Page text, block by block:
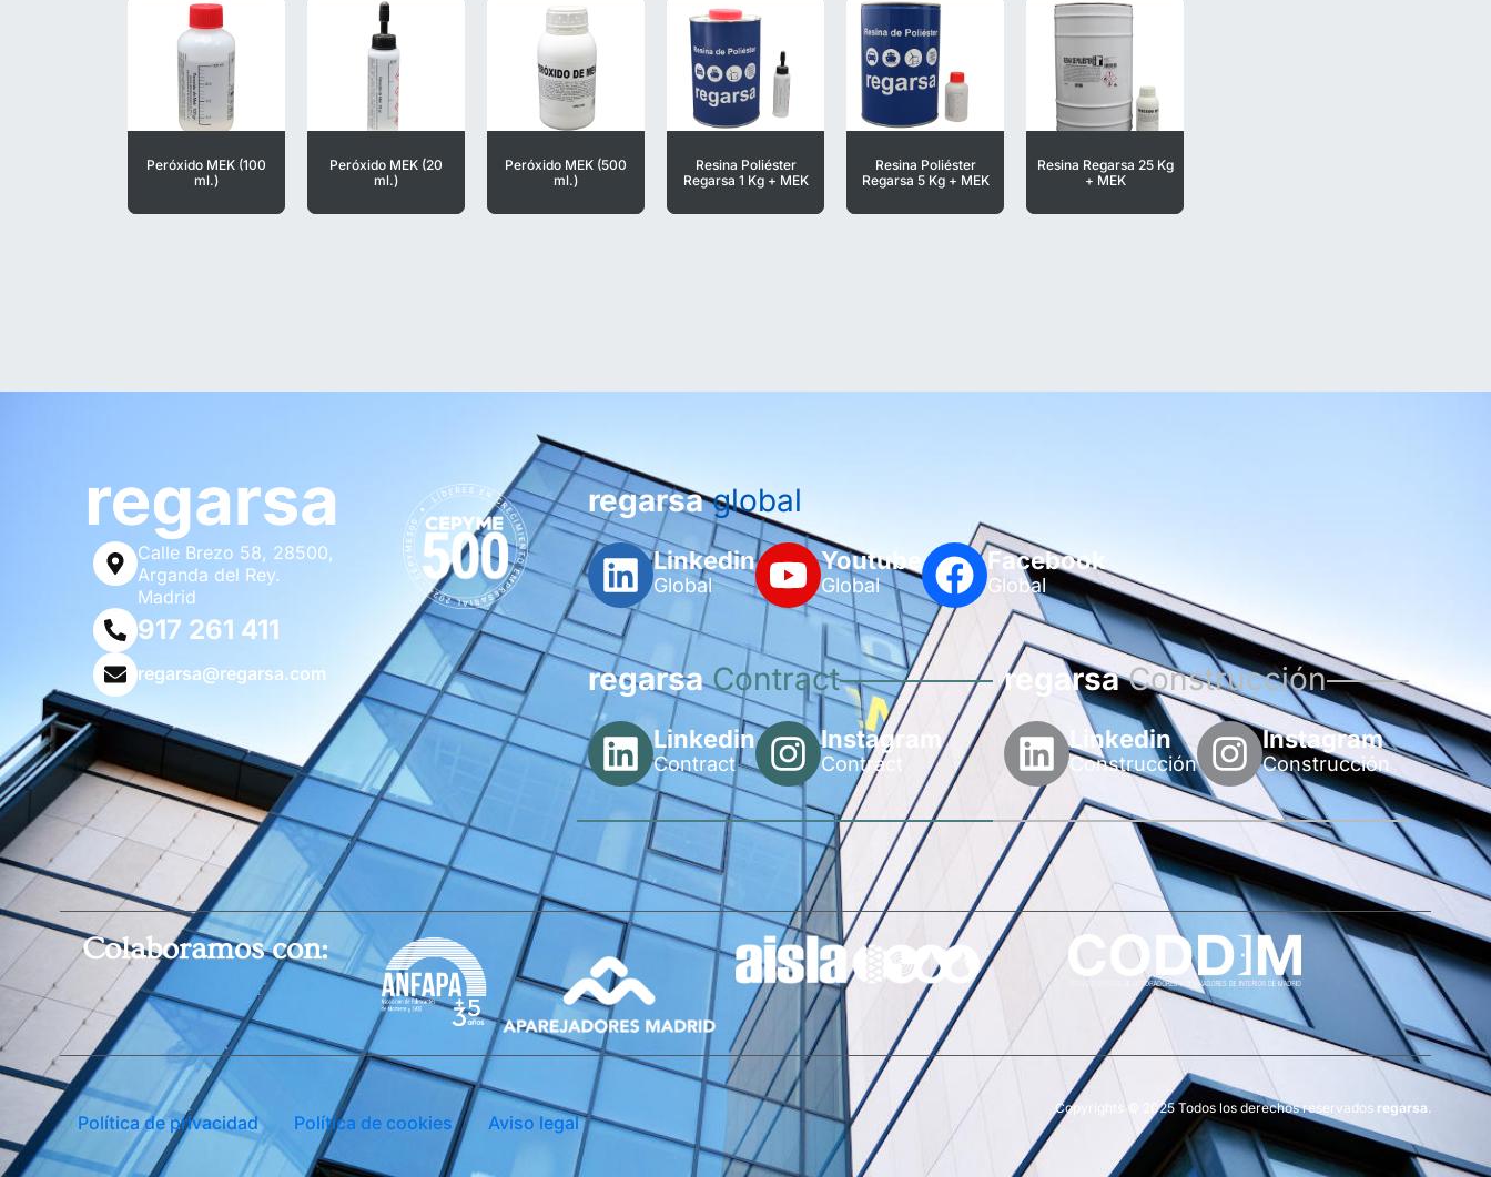
Peróxido MEK (100
ml.)
Peróxido MEK (20
ml.)
Peróxido MEK (500
ml.)
Resina Poliéster
Regarsa 1 Kg + MEK
Resina Poliéster
Regarsa 5 Kg + MEK
Resina Regarsa 25 Kg
+ MEK
Calle Brezo 58, 28500,
Arganda del Rey.
Madrid
917 261 411
regarsa@regarsa.com
regarsaglobal
Linkedin
Global
Youtube
Global
Facebook
Global
regarsaContract
Linkedin
Contract
Instagram
Contract
regarsaConstrucción
Linkedin
Construcción
Instagram
Construcción
Colaboramos con:
Política de privacidad Política de cookies Aviso legal
Copyrights © 2025 Todos los derechos reservados regarsa